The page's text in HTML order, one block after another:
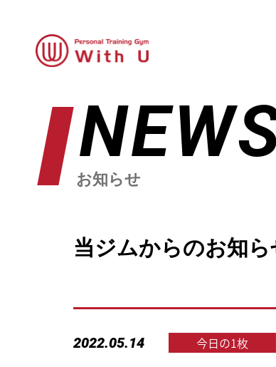
お知らせ
当ジムからのお知ら
2022.05.14 今日の1枚